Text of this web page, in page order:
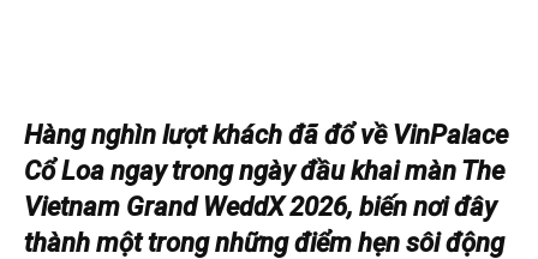
Hàng nghìn lượt khách đã đổ về VinPalace
Cổ Loa ngay trong ngày đầu khai màn The
Vietnam Grand WeddX 2026, biến nơi đây
thành một trong những điểm hẹn sôi động